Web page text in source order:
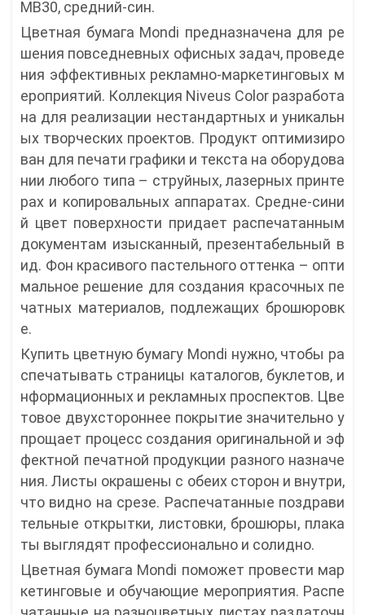
MB30, средний-син.
Цветная бумага Mondi предназначена для ре
шения повседневных офисных задач, проведе
ния эффективных рекламно-маркетинговых м
ероприятий. Коллекция Niveus Color разработа
на для реализации нестандартных и уникальн
ых творческих проектов. Продукт оптимизиро
ван для печати графики и текста на оборудова
нии любого типа – струйных, лазерных принте
рах и копировальных аппаратах. Средне-сини
й цвет поверхности придает распечатанным
документам изысканный, презентабельный в
ид. Фон красивого пастельного оттенка – опти
мальное решение для создания красочных пе
чатных материалов, подлежащих брошюровк
е.
Купить цветную бумагу Mondi нужно, чтобы ра
спечатывать страницы каталогов, буклетов, и
нформационных и рекламных проспектов. Цве
товое двухстороннее покрытие значительно у
прощает процесс создания оригинальной и эф
фектной печатной продукции разного назначе
ния. Листы окрашены с обеих сторон и внутри,
что видно на срезе. Распечатанные поздрави
тельные открытки, листовки, брошюры, плака
ты выглядят профессионально и солидно.
Цветная бумага Mondi поможет провести мар
кетинговые и обучающие мероприятия. Распе